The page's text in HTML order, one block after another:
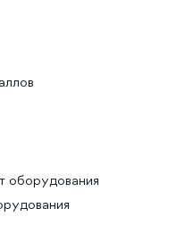
оборудования